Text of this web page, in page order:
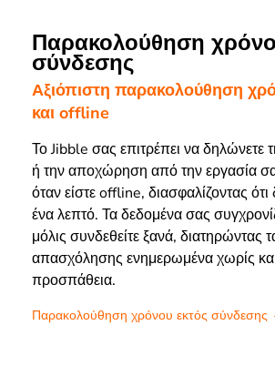
Παρακολούθηση
σύνδεσης
Αξιόπιστη παρακολούθηση
και offline
Το Jibble σας επιτρέπει να δηλώνετε
ή την αποχώρηση από την εργασία
όταν είστε offline, διασφαλίζοντας ότι
ένα λεπτό. Τα δεδομένα σας
μόλις συνδεθείτε ξανά, διατηρώντας
απασχόλησης ενημερωμένα χωρίς
προσπάθεια.
Παρακολούθηση χρόνου εκτός σύνδεσης